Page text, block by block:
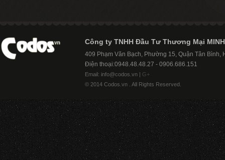
Công ty TNHH Đầu Tư Thương Mại
409 Phạm Văn Bạch, Phường 15, Quận Tân Bình,
Điện thoại:0948.48.48.27 - 0906.686.151
Email: info@codos.vn | G+
© 2014 Codos.vn . All Rights Reserved.